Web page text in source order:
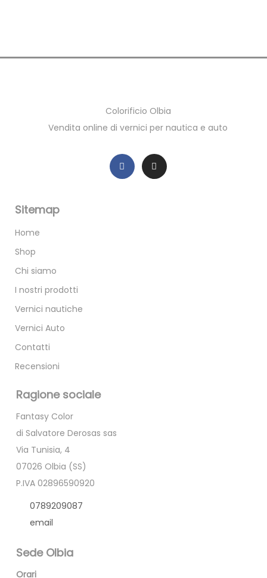
Colorificio Olbia
Vendita online di vernici per nautica e auto
Sitemap
Home
Shop
Chi siamo
I nostri prodotti
Vernici nautiche
Vernici Auto
Contatti
Recensioni
Ragione sociale
Fantasy Color
di Salvatore Derosas sas
Via Tunisia, 4
07026 Olbia (SS)
P.IVA 02896590920
0789209087
email
Sede Olbia
Orari